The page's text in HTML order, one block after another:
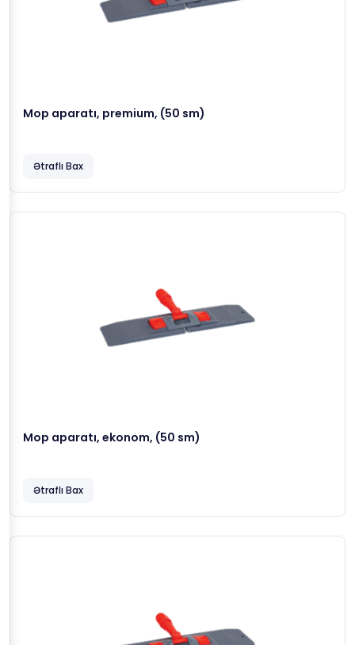
Mop aparatı, premium, (50 sm)
Ətraflı Bax
Mop aparatı, ekonom, (50 sm)
Ətraflı Bax